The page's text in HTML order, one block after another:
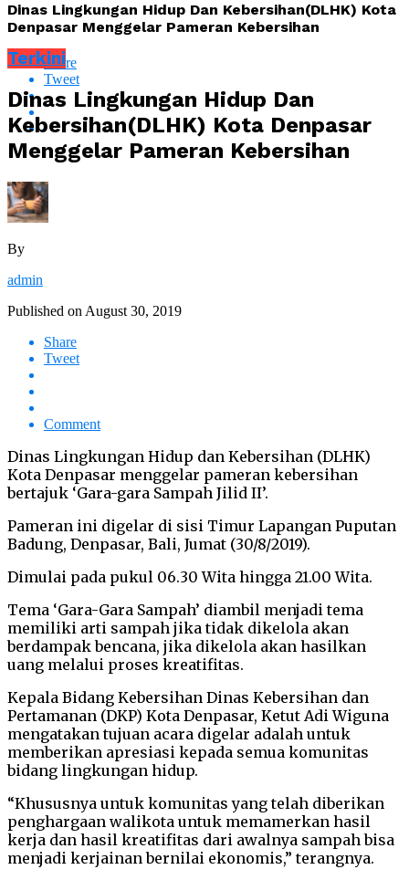
Dinas Lingkungan Hidup Dan Kebersihan(DLHK) Kota
Denpasar Menggelar Pameran Kebersihan
Share
Tweet
Terkini
Dinas Lingkungan Hidup Dan
Kebersihan(DLHK) Kota Denpasar
Menggelar Pameran Kebersihan
By
admin
Published on August 30, 2019
Share
Tweet
Comment
Dinas Lingkungan Hidup dan Kebersihan (DLHK)
Kota Denpasar menggelar pameran kebersihan
bertajuk ‘Gara-gara Sampah Jilid II’.
Pameran ini digelar di sisi Timur Lapangan Puputan
Badung, Denpasar, Bali, Jumat (30/8/2019).
Dimulai pada pukul 06.30 Wita hingga 21.00 Wita.
Tema ‘Gara-Gara Sampah’ diambil menjadi tema
memiliki arti sampah jika tidak dikelola akan
berdampak bencana, jika dikelola akan hasilkan
uang melalui proses kreatifitas.
Kepala Bidang Kebersihan Dinas Kebersihan dan
Pertamanan (DKP) Kota Denpasar, Ketut Adi Wiguna
mengatakan tujuan acara digelar adalah untuk
memberikan apresiasi kepada semua komunitas
bidang lingkungan hidup.
“Khususnya untuk komunitas yang telah diberikan
penghargaan walikota untuk memamerkan hasil
kerja dan hasil kreatifitas dari awalnya sampah bisa
menjadi kerjainan bernilai ekonomis,” terangnya.